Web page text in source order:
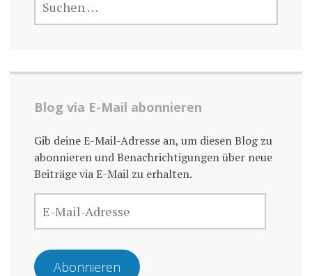
NACH:
Blog via E-Mail abonnieren
Gib deine E-Mail-Adresse an, um diesen Blog zu
abonnieren und Benachrichtigungen über neue
Beiträge via E-Mail zu erhalten.
MAIL-
ADRESSE
Abonnieren